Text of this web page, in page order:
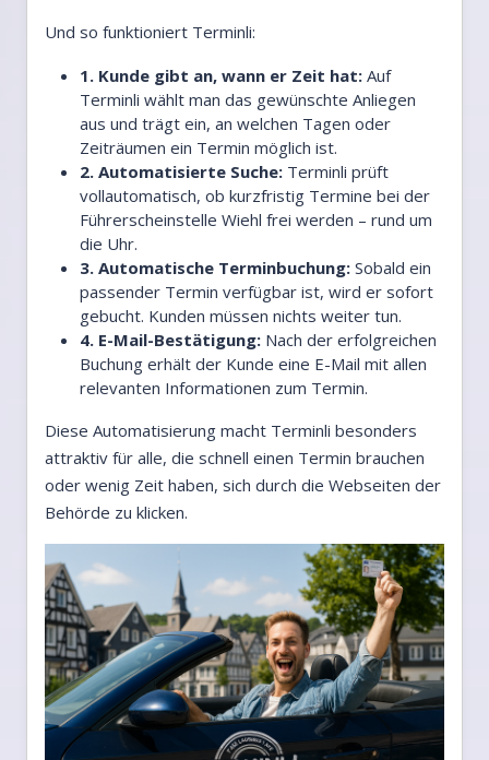
Und so funktioniert Terminli:
1. Kunde gibt an, wann er Zeit hat: Auf
Terminli wählt man das gewünschte Anliegen
aus und trägt ein, an welchen Tagen oder
Zeiträumen ein Termin möglich ist.
2. Automatisierte Suche: Terminli prüft
vollautomatisch, ob kurzfristig Termine bei der
Führerscheinstelle Wiehl frei werden – rund um
die Uhr.
3. Automatische Terminbuchung: Sobald ein
passender Termin verfügbar ist, wird er sofort
gebucht. Kunden müssen nichts weiter tun.
4. E-Mail-Bestätigung: Nach der erfolgreichen
Buchung erhält der Kunde eine E-Mail mit allen
relevanten Informationen zum Termin.
Diese Automatisierung macht Terminli besonders
attraktiv für alle, die schnell einen Termin brauchen
oder wenig Zeit haben, sich durch die Webseiten der
Behörde zu klicken.